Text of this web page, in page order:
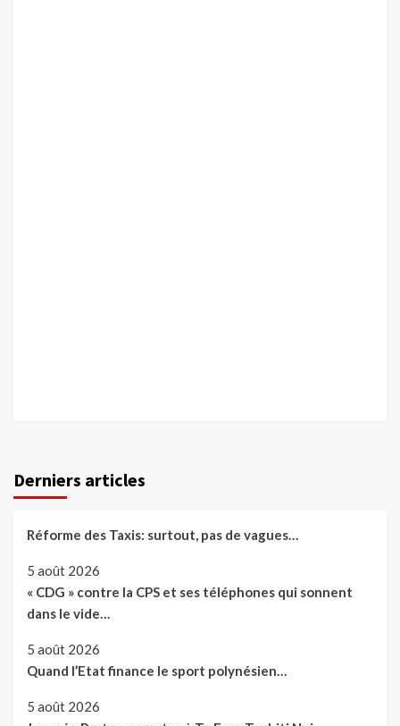
Derniers articles
Réforme des Taxis: surtout, pas de vagues…
5 août 2026
« CDG » contre la CPS et ses téléphones qui sonnent
dans le vide…
5 août 2026
Quand l’Etat finance le sport polynésien…
5 août 2026